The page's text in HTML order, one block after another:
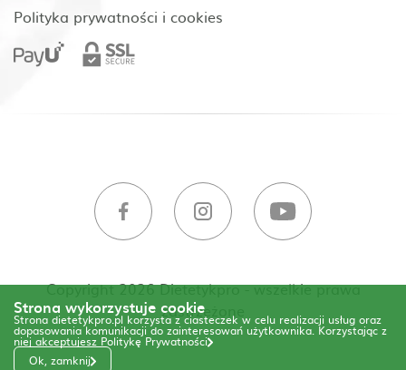
Polityka prywatności i cookies
Copyright 2026 Dietetykpro - wszelkie prawa
zastrzeżone
Strona wykorzystuje cookie
Strona dietetykpro.pl korzysta z ciasteczek w celu realizacji usług oraz
dopasowania komunikacji do zainteresowań użytkownika. Korzystając z
niej akceptujesz Politykę Prywatności
Ok, zamknij